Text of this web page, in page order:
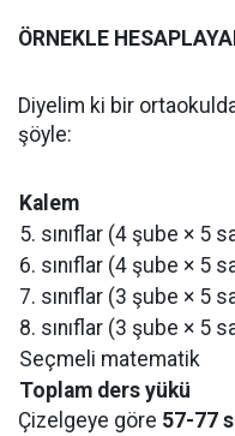
ÖRNEKLE
Diyelim ki bir
şöyle:
Kalem
5. sınıflar (4 şube × 5
6. sınıflar (4 şube × 5
7. sınıflar (3 şube × 5
8. sınıflar (3 şube × 5
Seçmeli matematik
Toplam ders yükü
Çizelgeye göre 57-77